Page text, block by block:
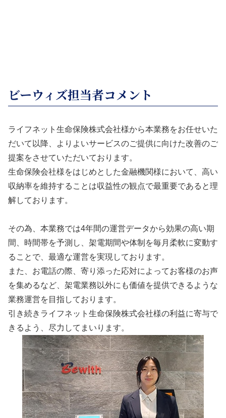
ビーウィズ担当者コメント
ライフネット生命保険株式会社様から本業務をお任せいた
だいて以降、よりよいサービスのご提供に向けた改善のご
提案をさせていただいております。
生命保険会社様をはじめとした金融機関様において、高い
収納率を維持することは収益性の観点で最重要であると理
解しております。
その為、本業務では4年間の運営データから効果の高い期
間、時間帯を予測し、架電期間や体制を毎月柔軟に変動す
ることで、最適な運営を実現しております。
また、お電話の際、寄り添った応対によってお客様のお声
を集めるなど、架電業務以外にも価値を提供できるような
業務運営を目指しております。
引き続きライフネット生命保険株式会社様の利益に寄与で
きるよう、尽力してまいります。